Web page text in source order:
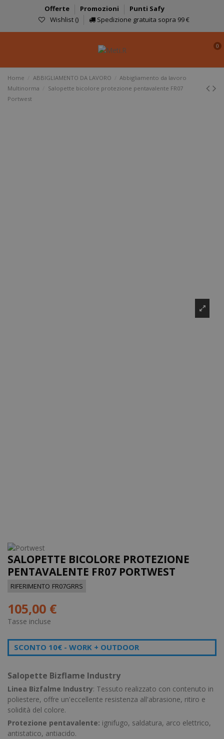
Offerte Promozioni
Punti Safy
Wishlist () Spedizione gratuita sopra 99 €
0
Home ABBIGLIAMENTO DA LAVORO
Abbigliamento da lavoro
Multinorma
Salopette bicolore protezione pentavalente FR07
Portwest
SALOPETTE BICOLORE PROTEZIONE
PENTAVALENTE FR07 PORTWEST
RIFERIMENTO FR07GRRS
105,00 €
Tasse incluse
SCONTO 10€ - WORK + OUTDOOR
Salopette Bizflame Industry
Linea Bizfalme Industry: Tessuto realizzato con contenuto in
poliestere, offre un'eccellente resistenza all'abrasione, ritiro e
solidità del colore.
Protezione pentavalente: ignifugo, saldatura, arco elettrico,
antistatico, antiacido.